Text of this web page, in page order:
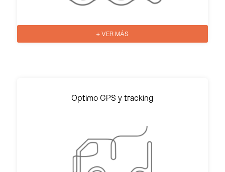
+ VER MÁS
Optimo GPS y tracking